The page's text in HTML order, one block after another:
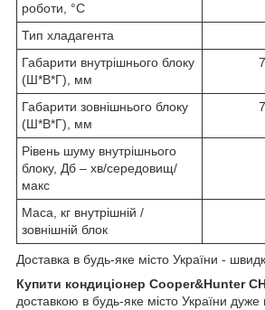
роботи, °C
Тип хладагента
Габарити внутрішнього блоку
(Ш*В*Г), мм
Габарити зовнішнього блоку
(Ш*В*Г), мм
Рівень шуму внутрішнього
блоку, Дб – хв/середовищ/
макс
Маса, кг внутрішній /
зовнішній блок
Доставка в будь-яке місто України -
Купити кондиціонер Cooper&Hunter
доставкою в будь-яке місто України дуже